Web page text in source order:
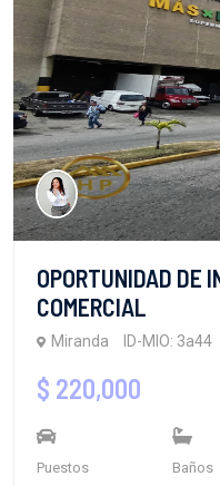
OPORTUNIDAD DE
COMERCIAL
Miranda ID-MIO: 3a44
$ 220,000
Puestos Baños